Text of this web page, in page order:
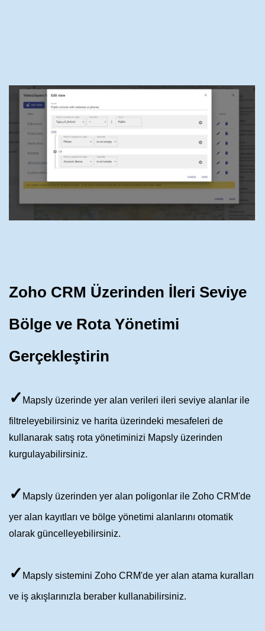
Zoho CRM Üzerinden İleri Seviye
Bölge ve Rota Yönetimi
Gerçekleştirin
✓ Mapsly üzerinde yer alan verileri ileri seviye alanlar ile
filtreleyebilirsiniz ve harita üzerindeki mesafeleri de
kullanarak satış rota yönetiminizi Mapsly üzerinden
kurgulayabilirsiniz.
✓ Mapsly üzerinden yer alan poligonlar ile Zoho CRM'de
yer alan kayıtları ve bölge yönetimi alanlarını otomatik
olarak güncelleyebilirsiniz.
✓ Mapsly sistemini Zoho CRM'de yer alan atama kuralları
ve iş akışlarınızla beraber kullanabilirsiniz.